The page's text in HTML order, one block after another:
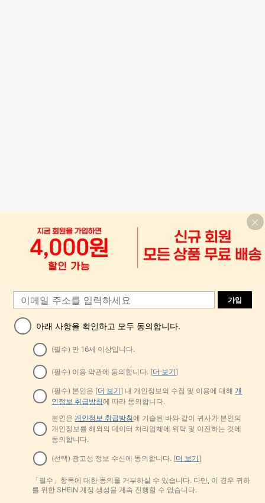
가입
아래 사항을 확인하고 모두 동의합니다.
(필수) 만 16세 이상입니다.
(필수) 이용 약관에 동의합니다. [더 보기]
(필수) 본인은 [더 보기] 내 개인정보의 수집 및 이용에 대해개
인정보 취급방침에 따라 동의합니다.
본인은 개인정보 취급방침에 기술된 바와 같이 귀사가 본인의
개인정보를 해외의 데이터 처리업체에 위탁 및 이전하는 것에
동의합니다.
(선택) 광고성 정보 수신에 동의합니다. [더 보기]
「필수」항목에 대한 동의를 거부하실 수 있습니다. 다만, 이 경우 귀하
를 위한 SHEIN 계정 생성을 계속 진행할 수 없습니다.